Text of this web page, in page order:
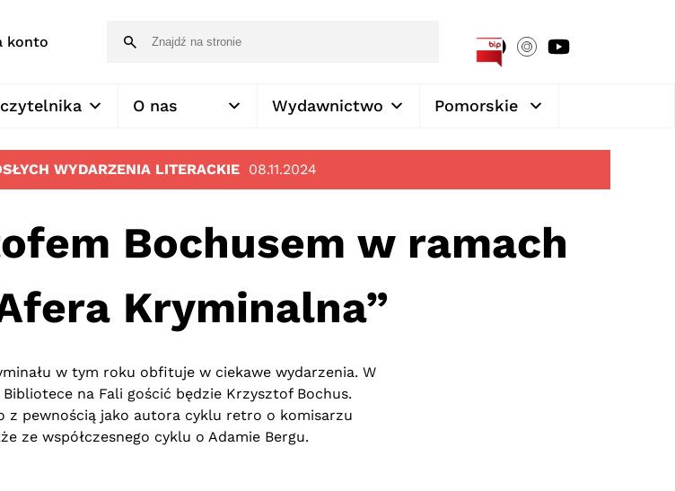
konto
O nas Wydawnictwo Pomorskie
WYDARZENIA LITERACKIE 08.11.2024
Bochusem w ramach
Kryminalna”
w tym roku obfituje w ciekawe wydarzenia. W
na Fali gościć będzie Krzysztof Bochus.
z pewnością jako autora cyklu retro o komisarzu
ze współczesnego cyklu o Adamie Bergu.